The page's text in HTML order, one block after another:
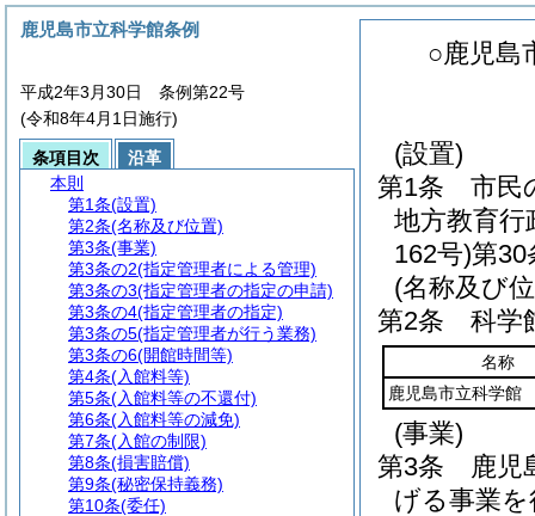
○鹿児島
(設置)
第1条
市民
地方教育
162号)第30
(名称及び
第2条
科学
名称
鹿児島市立科学館
(事業)
第3条
鹿児
げる事業
鹿児島市立科学館条例
平成2年3月30日 条例第22号
(令和8年4月1日施行)
条項目次
沿革
本則
第1条(設置)
第2条(名称及び位置)
第3条(事業)
第3条の2(指定管理者による管理)
第3条の3(指定管理者の指定の申請)
第3条の4(指定管理者の指定)
第3条の5(指定管理者が行う業務)
第3条の6(開館時間等)
第4条(入館料等)
第5条(入館料等の不還付)
第6条(入館料等の減免)
第7条(入館の制限)
第8条(損害賠償)
第9条(秘密保持義務)
第10条(委任)